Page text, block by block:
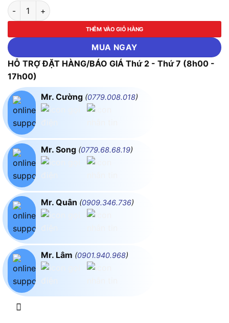
Bộ dụng cụ sửa chữa điện tử 30 chi tiết ASAKI-AK-9831 số
THÊM VÀO GIỎ HÀNG
MUA NGAY
HỖ TRỢ ĐẶT HÀNG/BÁO GIÁ Thứ 2 - Thứ 7 (8h00 -
17h00)
Mr. Cường (0779.008.018)
Mr. Song (0779.68.68.19)
Mr. Quân (0909.346.736)
Mr. Lâm (0901.940.968)